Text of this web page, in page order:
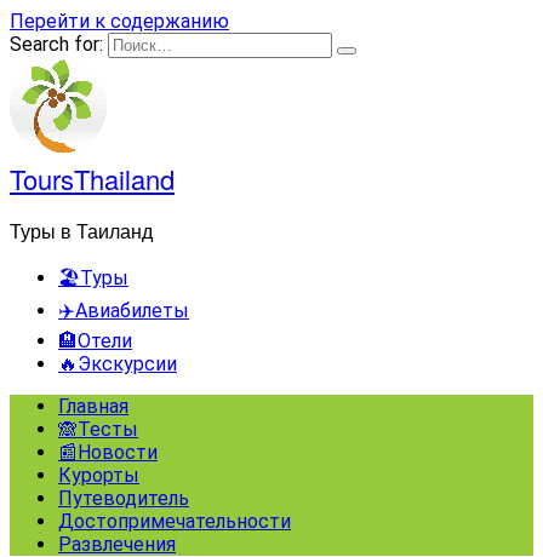
Перейти к содержанию
Search for:
ToursThailand
Туры в Таиланд
🏖️Туры
✈️Авиабилеты
🏨Отели
🔥Экскурсии
Главная
🙈Тесты
📰Новости
Курорты
Путеводитель
Достопримечательности
Развлечения